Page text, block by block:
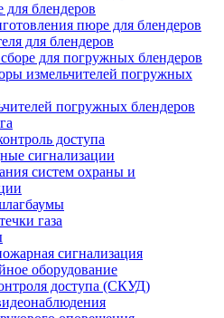
блендеров
пюре для блендеров
для блендеров
для погружных блендеров
измельчителей погружных
погружных блендеров
доступа
сигнализации
систем охраны и
газа
сигнализация
оборудование
доступа (СКУД)